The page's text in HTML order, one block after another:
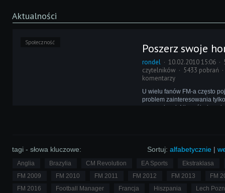
Aktualności
Społeczność Poszerz swoje
rondel 10.02.2010 15:06
czytelników
5433 pobrań
komentarzy
U wielu fanów FM-a często
problem zainteresowania
rozgrywkami. Nie próbują oni
Sortuj: alfabetycznie |
tagi - słowa kluczowe:
Anglia Brazylia CM Revolution EA Sports
Ekstraklasa
FM 2009
FM 2010 FM 2011 FM 2012 FM 2013
FM
FM 2016
Football Manager Francja Hiszpania
Lech